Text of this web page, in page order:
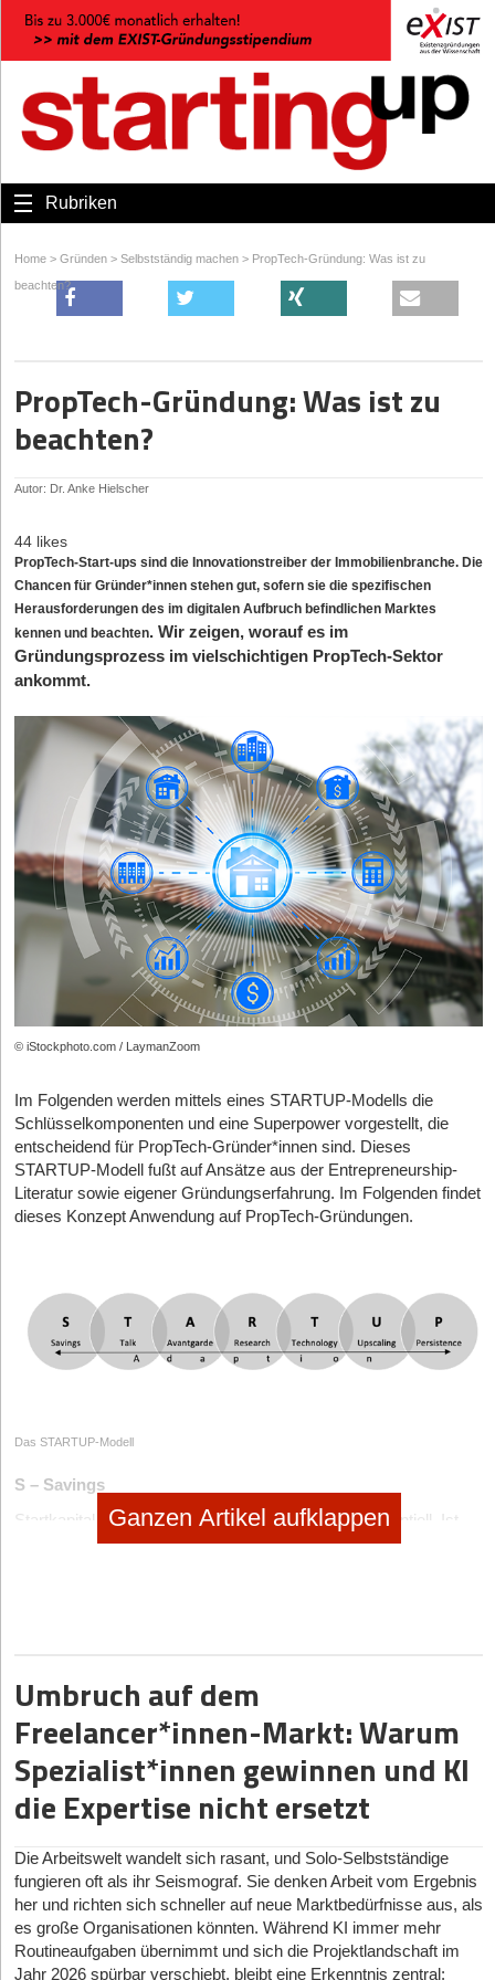
Rubriken
Home > Gründen > Selbstständig machen > PropTech-Gründung: Was ist zu
beachten?
PropTech-Gründung: Was ist zu
beachten?
Autor: Dr. Anke Hielscher
44 likes
PropTech-Start-ups sind die Innovationstreiber der Immobilienbranche. Die
Chancen für Gründer*innen stehen gut, sofern sie die spezifischen
Herausforderungen des im digitalen Aufbruch befindlichen Marktes
kennen und beachten. Wir zeigen, worauf es im
Gründungsprozess im vielschichtigen PropTech-Sektor
ankommt.
© iStockphoto.com / LaymanZoom
Im Folgenden werden mittels eines STARTUP-Modells die
Schlüsselkomponenten und eine Superpower vorgestellt, die
entscheidend für PropTech-Gründer*innen sind. Dieses
STARTUP-Modell fußt auf Ansätze aus der Entrepreneurship-
Literatur sowie eigener Gründungserfahrung. Im Folgenden findet
dieses Konzept Anwendung auf PropTech-Gründungen.
Das STARTUP-Modell
S – Savings
Startkapital ist bei einer Unternehmensgründung essentiell. Ist
das Eigenkapital begrenzt, müssen PropTech-Start-uppers
Für PropTech-Startup-Gründer*innen ist es von Bedeutung, mit
anderen über die Geschäftsidee oder das -modell zu sprechen.
hinterfragen und möglicherweise (nicht immer) umsetzen. Auch
aus Erfahrungen anderer, wie z.B. der Umgang mit
Rückschlägen, können Lernschlüsse gezogen werden. Zudem
Experten oder Forscher aus der Immobilienbranche) konsultieren
um negative Zwischenfälle zu vermeiden. Ferner müssen
PropTech-Start-up-Inhaber*innen ein Netzwerk aufbauen bzw.
dieses erweitern, z.B. durch den Besuch von Messen (z.B.
EXPO REAL) oder den Beitritt in Vereine und Verbände der
Ganzen Artikel aufklappen
Umbruch auf dem
Freelancer*innen-Markt: Warum
Spezialist*innen gewinnen und KI
die Expertise nicht ersetzt
Die Arbeitswelt wandelt sich rasant, und Solo-Selbstständige
fungieren oft als ihr Seismograf. Sie denken Arbeit vom Ergebnis
her und richten sich schneller auf neue Marktbedürfnisse aus, als
es große Organisationen könnten. Während KI immer mehr
Routineaufgaben übernimmt und sich die Projektlandschaft im
Jahr 2026 spürbar verschiebt, bleibt eine Erkenntnis zentral: